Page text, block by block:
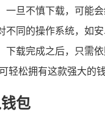
一旦不慎下载，可能
不同的操作系统，如
下载完成之后，只需依
轻松拥有这款强大的钱
包